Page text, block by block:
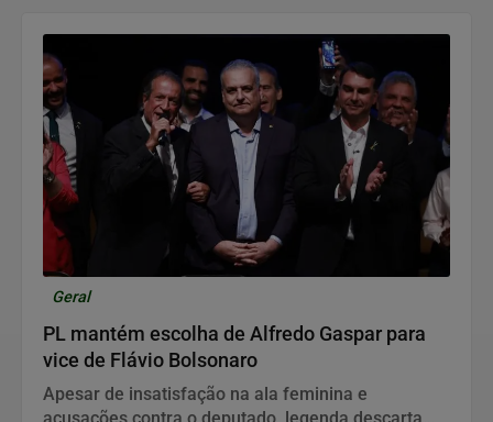
Geral
PL mantém escolha de Alfredo Gaspar para
vice de Flávio Bolsonaro
Apesar de insatisfação na ala feminina e